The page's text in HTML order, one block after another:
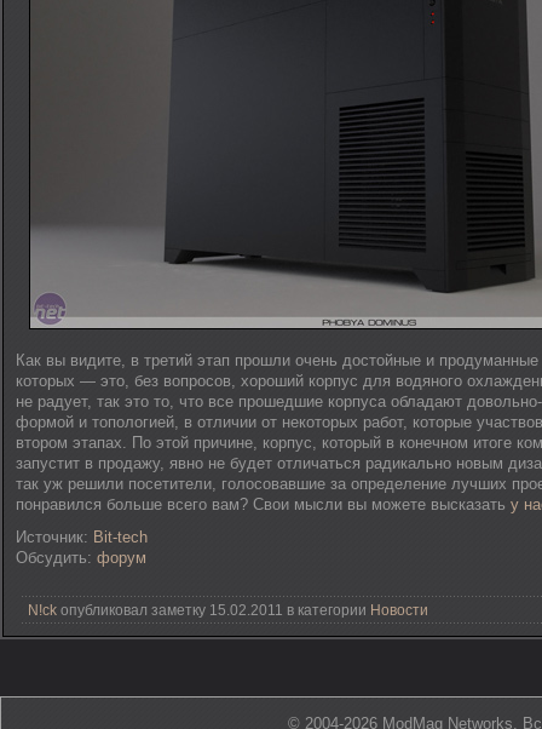
Как вы видите, в третий этап прошли очень достойные и
которых — это, без вопросов, хороший корпус для водяного
не радует, так это то, что все прошедшие корпуса обладают
формой и топологией, в отличии от некоторых работ, которые
втором этапах. По этой причине, корпус, который в конечном итоге
запустит в продажу, явно не будет отличаться радикально новым
так уж решили посетители, голосовавшие за определение лучших
понравился больше всего вам? Свои мысли вы можете высказать у
Источник: Bit-tech
Обсудить: форум
N!ck опубликовал заметку 15.02.2011 в категории Новости
© 2004-2026 ModMag Networks.